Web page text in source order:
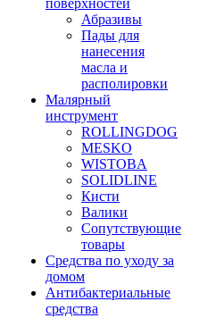
поверхностей
Абразивы
Пады для
нанесения
масла и
располировки
Малярный
инструмент
ROLLINGDOG
MESKO
WISTOBA
SOLIDLINE
Кисти
Валики
Сопутствующие
товары
Средства по уходу за
домом
Антибактериальные
средства